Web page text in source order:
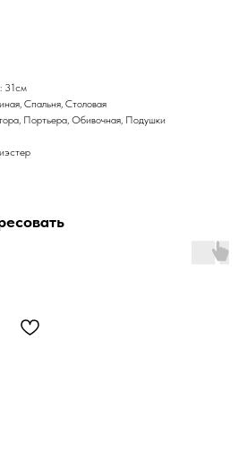
31см
Спальня, Столовая
Портьера, Обивочная, Подушки